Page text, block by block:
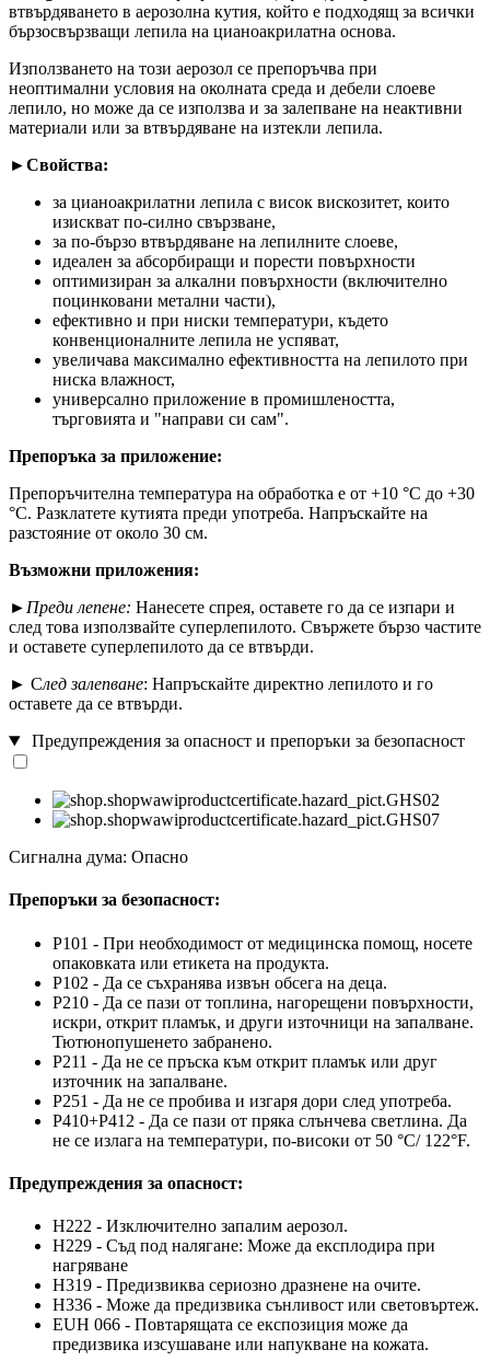
втвърдяването в аерозолна кутия, който е подходящ за всички
бързосвързващи лепила на цианоакрилатна основа.
Използването на този аерозол се препоръчва при
неоптимални условия на околната среда и дебели слоеве
лепило, но може да се използва и за залепване на неактивни
материали или за втвърдяване на изтекли лепила.
►Свойства:
за цианоакрилатни лепила с висок вискозитет, които
изискват по-силно свързване,
за по-бързо втвърдяване на лепилните слоеве,
идеален за абсорбиращи и порести повърхности
оптимизиран за алкални повърхности (включително
поцинковани метални части),
ефективно и при ниски температури, където
конвенционалните лепила не успяват,
увеличава максимално ефективността на лепилото при
ниска влажност,
универсално приложение в промишлеността,
търговията и "направи си сам".
Препоръка за приложение:
Препоръчителна температура на обработка е от +10 °C до +30
°C. Разклатете кутията преди употреба. Напръскайте на
разстояние от около 30 см.
Възможни приложения:
►Преди лепене: Нанесете спрея, оставете го да се изпари и
след това използвайте суперлепилото. Свържете бързо частите
и оставете суперлепилото да се втвърди.
► След залепване: Напръскайте директно лепилото и го
оставете да се втвърди.
Предупреждения за опасност и препоръки за безопасност
Сигнална дума: Опасно
Препоръки за безопасност:
P101 - При необходимост от медицинска помощ, носете
опаковката или етикета на продукта.
P102 - Да се съхранява извън обсега на деца.
P210 - Да се пази от топлина, нагорещени повърхности,
искри, открит пламък, и други източници на запалване.
Тютюнопушенето забранено.
P211 - Да не се пръска към открит пламък или друг
източник на запалване.
P251 - Да не се пробива и изгаря дори след употреба.
P410+P412 - Да се пази от пряка слънчева светлина. Да
не се излага на температури, по-високи от 50 °C/ 122°F.
Предупреждения за опасност:
H222 - Изключително запалим аерозол.
H229 - Съд под налягане: Може да експлодира при
нагряване
H319 - Предизвиква сериозно дразнене на очите.
H336 - Може да предизвика сънливост или световъртеж.
EUH 066 - Повтарящата се експозиция може да
предизвика изсушаване или напукване на кожата.